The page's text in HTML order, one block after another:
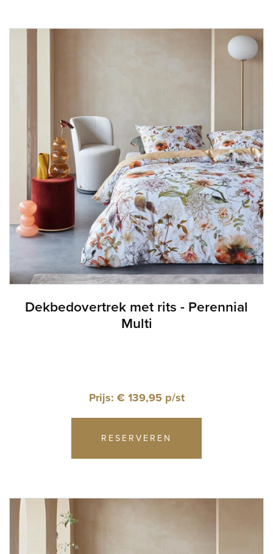
Dekbedovertrek met rits - Perennial
Multi
Prijs: € 139,95 p/st
RESERVEREN